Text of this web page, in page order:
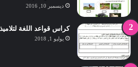
ديسمبر 10, 2016
كراس قواعد اللغة
يوليو 1, 2018